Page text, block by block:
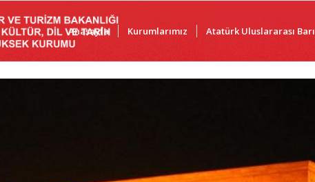
Anasayfa Kurumlarımız Atatürk Uluslararası